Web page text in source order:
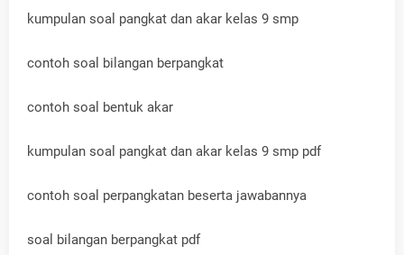
kumpulan soal pangkat dan akar kelas 9 smp
contoh soal bilangan berpangkat
contoh soal bentuk akar
kumpulan soal pangkat dan akar kelas 9 smp pdf
contoh soal perpangkatan beserta jawabannya
soal bilangan berpangkat pdf